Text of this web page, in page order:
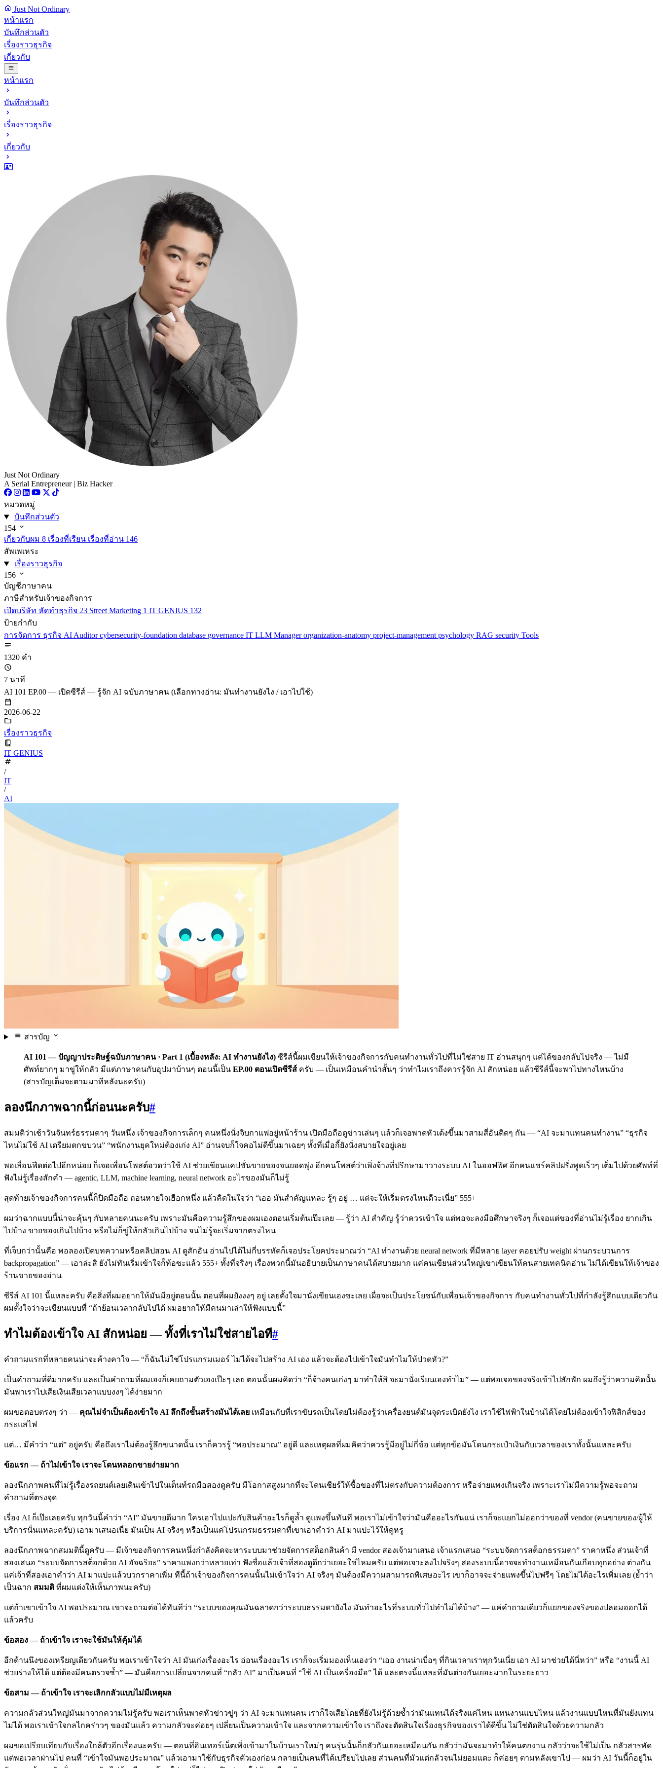
Just Not Ordinary
หน้าแรก
บันทึกส่วนตัว
เรื่องราวธุรกิจ
เกี่ยวกับ
หน้าแรก
บันทึกส่วนตัว
เรื่องราวธุรกิจ
เกี่ยวกับ
Just Not Ordinary
A Serial Entrepreneur | Biz Hacker
หมวดหมู่
บันทึกส่วนตัว
154
เกี่ยวกับผม 8 เรื่องที่เรียน เรื่องที่อ่าน 146
สัพเพเหระ
เรื่องราวธุรกิจ
156
บัญชีภาษาคน
ภาษีสำหรับเจ้าของกิจการ
เปิดบริษัท หัดทำธุรกิจ 23 Street Marketing 1 IT GENIUS 132
ป้ายกำกับ
การจัดการ ธุรกิจ AI Auditorcybersecurity-foundation database governance IT LLM Managerorganization-anatomy project-management psychology RAG security Tools
1320 คำ
7 นาที
AI 101 EP.00 — เปิดซีรีส์ — รู้จัก AI ฉบับภาษาคน (เลือกทางอ่าน: มันทำงานยังไง / เอาไปใช้)
2026-06-22
เรื่องราวธุรกิจ
IT GENIUS
/
IT
/
AI
สารบัญ
AI 101 — ปัญญาประดิษฐ์ฉบับภาษาคน · Part 1 (เบื้องหลัง: AI ทำงานยังไง) ซีรีส์นี้ผมเขียนให้เจ้าของกิจการกับคนทำงานทั่วไปที่ไม่ใช่สาย IT อ่านสนุกๆ แต่ได้ของกลับไปจริง — ไม่มี
ศัพท์ยากๆ มาขู่ให้กลัว มีแต่ภาษาคนกับอุปมาบ้านๆ ตอนนี้เป็น EP.00 ตอนเปิดซีรีส์ ครับ — เป็นเหมือนคำนำสั้นๆ ว่าทำไมเราถึงควรรู้จัก AI สักหน่อย แล้วซีรีส์นี้จะพาไปทางไหนบ้าง
(สารบัญเต็มจะตามมาทีหลังนะครับ)
ลองนึกภาพฉากนี้ก่อนนะครับ#
สมมติว่าเช้าวันจันทร์ธรรมดาๆ วันหนึ่ง เจ้าของกิจการเล็กๆ คนหนึ่งนั่งจิบกาแฟอยู่หน้าร้าน เปิดมือถือดูข่าวเล่นๆ แล้วก็เจอพาดหัวเด้งขึ้นมาสามสี่อันติดๆ กัน — “AI จะมาแทนคนทำงาน” “ธุรกิจ
ไหนไม่ใช้ AI เตรียมตกขบวน” “พนักงานยุคใหม่ต้องเก่ง AI” อ่านจบก็ใจคอไม่ดีขึ้นมาเฉยๆ ทั้งที่เมื่อกี้ยังนั่งสบายใจอยู่เลย
พอเลื่อนฟีดต่อไปอีกหน่อย ก็เจอเพื่อนโพสต์อวดว่าใช้ AI ช่วยเขียนแคปชั่นขายของจนยอดพุ่ง อีกคนโพสต์ว่าเพิ่งจ้างที่ปรึกษามาวางระบบ AI ในออฟฟิศ อีกคนแชร์คลิปฝรั่งพูดเร็วๆ เต็มไปด้วยศัพท์ที่
ฟังไม่รู้เรื่องสักคำ — agentic, LLM, machine learning, neural network อะไรของมันก็ไม่รู้
สุดท้ายเจ้าของกิจการคนนี้ก็ปิดมือถือ ถอนหายใจเฮือกหนึ่ง แล้วคิดในใจว่า “เออ มันสำคัญแหละ รู้ๆ อยู่ … แต่จะให้เริ่มตรงไหนดีวะเนี่ย” 555+
ผมว่าฉากแบบนี้น่าจะคุ้นๆ กับหลายคนนะครับ เพราะมันคือความรู้สึกของผมเองตอนเริ่มต้นเป๊ะเลย — รู้ว่า AI สำคัญ รู้ว่าควรเข้าใจ แต่พอจะลงมือศึกษาจริงๆ ก็เจอแต่ของที่อ่านไม่รู้เรื่อง ยากเกิน
ไปบ้าง ขายของเกินไปบ้าง หรือไม่ก็ขู่ให้กลัวเกินไปบ้าง จนไม่รู้จะเริ่มจากตรงไหน
ที่เจ็บกว่านั้นคือ พอลองเปิดบทความหรือคลิปสอน AI ดูสักอัน อ่านไปได้ไม่กี่บรรทัดก็เจอประโยคประมาณว่า “AI ทำงานด้วย neural network ที่มีหลาย layer คอยปรับ weight ผ่านกระบวนการ
backpropagation” — เอาล่ะสิ ยังไม่ทันเริ่มเข้าใจก็ท้อซะแล้ว 555+ ทั้งที่จริงๆ เรื่องพวกนี้มันอธิบายเป็นภาษาคนได้สบายมาก แค่คนเขียนส่วนใหญ่เขาเขียนให้คนสายเทคนิคอ่าน ไม่ได้เขียนให้เจ้าของ
ร้านขายของอ่าน
ซีรีส์ AI 101 นี้แหละครับ คือสิ่งที่ผมอยากให้มันมีอยู่ตอนนั้น ตอนที่ผมยังงงๆ อยู่ เลยตั้งใจมานั่งเขียนเองซะเลย เผื่อจะเป็นประโยชน์กับเพื่อนเจ้าของกิจการ กับคนทำงานทั่วไปที่กำลังรู้สึกแบบเดียวกัน
ผมตั้งใจว่าจะเขียนแบบที่ “ถ้าย้อนเวลากลับไปได้ ผมอยากให้มีคนมาเล่าให้ฟังแบบนี้”
ทำไมต้องเข้าใจ AI สักหน่อย — ทั้งที่เราไม่ใช่สายไอที#
คำถามแรกที่หลายคนน่าจะค้างคาใจ — “ก็ฉันไม่ใช่โปรแกรมเมอร์ ไม่ได้จะไปสร้าง AI เอง แล้วจะต้องไปเข้าใจมันทำไมให้ปวดหัว?”
เป็นคำถามที่ดีมากครับ และเป็นคำถามที่ผมเองก็เคยถามตัวเองเป๊ะๆ เลย ตอนนั้นผมคิดว่า “ก็จ้างคนเก่งๆ มาทำให้สิ จะมานั่งเรียนเองทำไม” — แต่พอเจอของจริงเข้าไปสักพัก ผมถึงรู้ว่าความคิดนั้น
มันพาเราไปเสียเงินเสียเวลาแบบงงๆ ได้ง่ายมาก
ผมขอตอบตรงๆ ว่า — คุณไม่จำเป็นต้องเข้าใจ AI ลึกถึงขั้นสร้างมันได้เลย เหมือนกับที่เราขับรถเป็นโดยไม่ต้องรู้ว่าเครื่องยนต์มันจุดระเบิดยังไง เราใช้ไฟฟ้าในบ้านได้โดยไม่ต้องเข้าใจฟิสิกส์ของ
กระแสไฟ
แต่… มีคำว่า “แต่” อยู่ครับ คือถึงเราไม่ต้องรู้ลึกขนาดนั้น เราก็ควรรู้ “พอประมาณ” อยู่ดี และเหตุผลที่ผมคิดว่าควรรู้มีอยู่ไม่กี่ข้อ แต่ทุกข้อมันโดนกระเป๋าเงินกับเวลาของเราทั้งนั้นแหละครับ
ข้อแรก — ถ้าไม่เข้าใจ เราจะโดนหลอกขายง่ายมาก
ลองนึกภาพคนที่ไม่รู้เรื่องรถยนต์เลยเดินเข้าไปในเต็นท์รถมือสองดูครับ มีโอกาสสูงมากที่จะโดนเชียร์ให้ซื้อของที่ไม่ตรงกับความต้องการ หรือจ่ายแพงเกินจริง เพราะเราไม่มีความรู้พอจะถาม
คำถามที่ตรงจุด
เรื่อง AI ก็เป๊ะเลยครับ ทุกวันนี้คำว่า “AI” มันขายดีมาก ใครเอาไปแปะกับสินค้าอะไรก็ดูล้ำ ดูแพงขึ้นทันที พอเราไม่เข้าใจว่ามันคืออะไรกันแน่ เราก็จะแยกไม่ออกว่าของที่ vendor (คนขายของ/ผู้ให้
บริการนั่นแหละครับ) เอามาเสนอเนี่ย มันเป็น AI จริงๆ หรือเป็นแค่โปรแกรมธรรมดาที่เขาเอาคำว่า AI มาแปะไว้ให้ดูหรู
ลองนึกภาพฉากสมมตินี้ดูครับ — มีเจ้าของกิจการคนหนึ่งกำลังคิดจะหาระบบมาช่วยจัดการสต็อกสินค้า มี vendor สองเจ้ามาเสนอ เจ้าแรกเสนอ “ระบบจัดการสต็อกธรรมดา” ราคาหนึ่ง ส่วนเจ้าที่
สองเสนอ “ระบบจัดการสต็อกด้วย AI อัจฉริยะ” ราคาแพงกว่าหลายเท่า ฟังชื่อแล้วเจ้าที่สองดูดีกว่าเยอะใช่ไหมครับ แต่พอเจาะลงไปจริงๆ สองระบบนี้อาจจะทำงานเหมือนกันเกือบทุกอย่าง ต่างกัน
แค่เจ้าที่สองเอาคำว่า AI มาแปะแล้วบวกราคาเพิ่ม ทีนี้ถ้าเจ้าของกิจการคนนั้นไม่เข้าใจว่า AI จริงๆ มันต้องมีความสามารถพิเศษอะไร เขาก็อาจจะจ่ายแพงขึ้นไปฟรีๆ โดยไม่ได้อะไรเพิ่มเลย (ย้ำว่า
เป็นฉาก สมมติ ที่ผมแต่งให้เห็นภาพนะครับ)
แต่ถ้าเขาเข้าใจ AI พอประมาณ เขาจะถามต่อได้ทันทีว่า “ระบบของคุณมันฉลาดกว่าระบบธรรมดายังไง มันทำอะไรที่ระบบทั่วไปทำไม่ได้บ้าง” — แค่คำถามเดียวก็แยกของจริงของปลอมออกได้
แล้วครับ
ข้อสอง — ถ้าเข้าใจ เราจะใช้มันให้คุ้มได้
อีกด้านนึงของเหรียญเดียวกันครับ พอเราเข้าใจว่า AI มันเก่งเรื่องอะไร อ่อนเรื่องอะไร เราก็จะเริ่มมองเห็นเองว่า “เออ งานน่าเบื่อๆ ที่กินเวลาเราทุกวันเนี่ย เอา AI มาช่วยได้นี่หว่า” หรือ “งานนี้ AI
ช่วยร่างให้ได้ แต่ต้องมีคนตรวจซ้ำ” — มันคือการเปลี่ยนจากคนที่ “กลัว AI” มาเป็นคนที่ “ใช้ AI เป็นเครื่องมือ” ได้ และตรงนี้แหละที่มันต่างกันเยอะมากในระยะยาว
ข้อสาม — ถ้าเข้าใจ เราจะเลิกกลัวแบบไม่มีเหตุผล
ความกลัวส่วนใหญ่มันมาจากความไม่รู้ครับ พอเราเห็นพาดหัวข่าวขู่ๆ ว่า AI จะมาแทนคน เราก็ใจเสียโดยที่ยังไม่รู้ด้วยซ้ำว่ามันแทนได้จริงแค่ไหน แทนงานแบบไหน แล้วงานแบบไหนที่มันยังแทน
ไม่ได้ พอเราเข้าใจกลไกคร่าวๆ ของมันแล้ว ความกลัวจะค่อยๆ เปลี่ยนเป็นความเข้าใจ และจากความเข้าใจ เราถึงจะตัดสินใจเรื่องธุรกิจของเราได้ดีขึ้น ไม่ใช่ตัดสินใจด้วยความกลัว
ผมขอเปรียบเทียบกับเรื่องใกล้ตัวอีกเรื่องนะครับ — ตอนที่อินเทอร์เน็ตเพิ่งเข้ามาในบ้านเราใหม่ๆ คนรุ่นนั้นก็กลัวกันเยอะเหมือนกัน กลัวว่ามันจะมาทำให้คนตกงาน กลัวว่าจะใช้ไม่เป็น กลัวสารพัด
แต่พอเวลาผ่านไป คนที่ “เข้าใจมันพอประมาณ” แล้วเอามาใช้กับธุรกิจตัวเองก่อน กลายเป็นคนที่ได้เปรียบไปเลย ส่วนคนที่มัวแต่กลัวจนไม่ยอมแตะ ก็ค่อยๆ ตามหลังเขาไป — ผมว่า AI วันนี้ก็อยู่ใน